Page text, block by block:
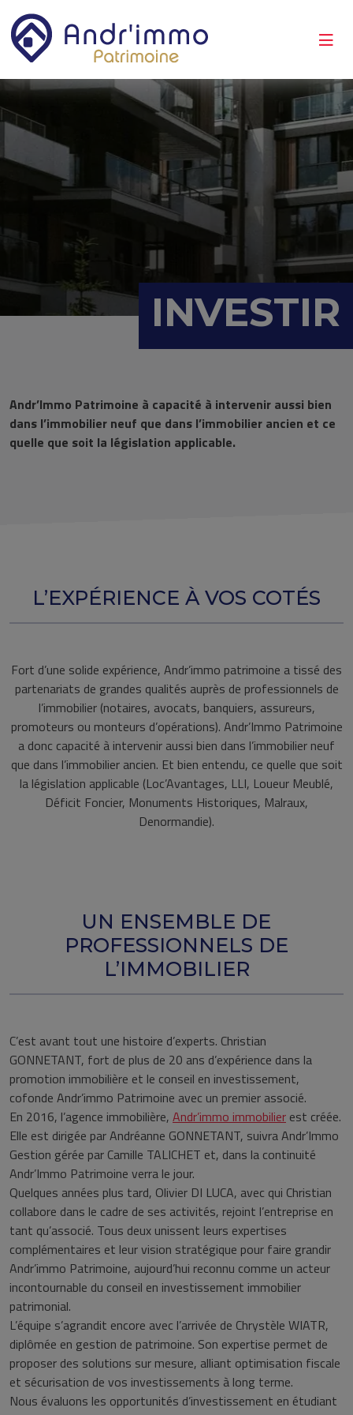
INVESTIR
Andr’Immo Patrimoine à capacité à intervenir aussi bien
dans l’immobilier neuf que dans l’immobilier ancien et ce
quelle que soit la législation applicable.
L’EXPÉRIENCE À VOS COTÉS
Fort d’une solide expérience, Andr’immo patrimoine a tissé des
partenariats de grandes qualités auprès de professionnels de
l’immobilier (notaires, avocats, banquiers, assureurs,
promoteurs ou monteurs d’opérations). Andr’Immo Patrimoine
a donc capacité à intervenir aussi bien dans l’immobilier neuf
que dans l’immobilier ancien. Et bien entendu, ce quelle que soit
la législation applicable (Loc’Avantages, LLI, Loueur Meublé,
Déficit Foncier, Monuments Historiques, Malraux,
Denormandie).
UN ENSEMBLE DE
PROFESSIONNELS DE
L’IMMOBILIER
C’est avant tout une histoire d’experts. Christian
GONNETANT, fort de plus de 20 ans d’expérience dans la
promotion immobilière et le conseil en investissement,
cofonde Andr’immo Patrimoine avec un premier associé.
En 2016, l’agence immobilière, Andr’immo immobilier est créée.
Elle est dirigée par Andréanne GONNETANT, suivra Andr’Immo
Gestion gérée par Camille TALICHET et, dans la continuité
Andr’Immo Patrimoine verra le jour.
Quelques années plus tard, Olivier DI LUCA, avec qui Christian
collabore dans le cadre de ses activités, rejoint l’entreprise en
tant qu’associé. Tous deux unissent leurs expertises
complémentaires et leur vision stratégique pour faire grandir
Andr’immo Patrimoine, aujourd’hui reconnu comme un acteur
incontournable du conseil en investissement immobilier
patrimonial.
L’équipe s’agrandit encore avec l’arrivée de Chrystèle WIATR,
diplômée en gestion de patrimoine. Son expertise permet de
proposer des solutions sur mesure, alliant optimisation fiscale
et sécurisation de vos investissements à long terme.
Nous évaluons les opportunités d’investissement en étudiant